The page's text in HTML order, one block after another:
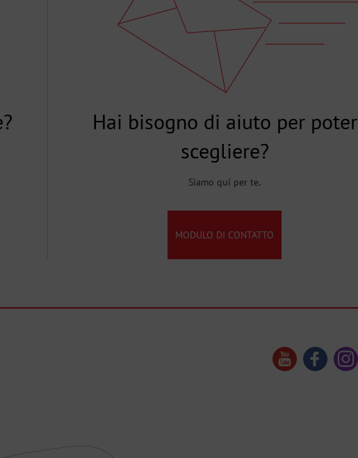
Hai bisogno di aiuto per poter
scegliere?
Siamo qui per te.
MODULO DI CONTATTO